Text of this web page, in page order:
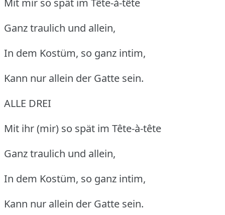
Ganz traulich und allein,
In dem Kostüm, so ganz intim,
Kann nur allein der Gatte sein.
ALLE DREI
Mit ihr (mir) so spät im Tête-à-tête
Ganz traulich und allein,
In dem Kostüm, so ganz intim,
Kann nur allein der Gatte sein.